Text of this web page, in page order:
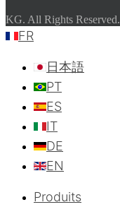
KG. All Rights Reserved.
FR
日本語
PT
ES
IT
DE
EN
Produits